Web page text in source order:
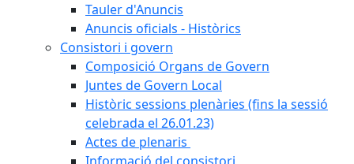
Tauler d'Anuncis
Anuncis oficials - Històrics
Consistori i govern
Composició Organs de Govern
Juntes de Govern Local
Històric sessions plenàries (fins la sessió
celebrada el 26.01.23)
Actes de plenaris